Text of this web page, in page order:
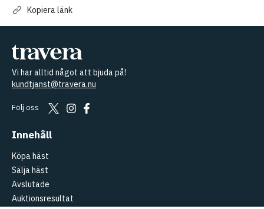
Kopiera länk
Vi har alltid något att bjuda på!
kundtjanst@travera.nu
Följ oss
Innehåll
Köpa häst
Sälja häst
Avslutade
Auktionsresultat